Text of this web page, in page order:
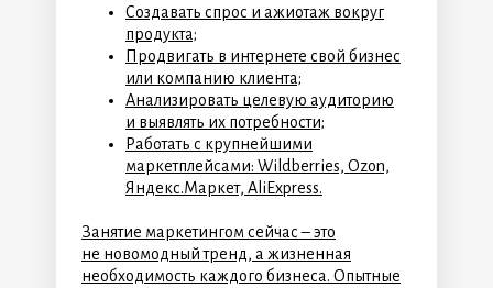
Создавать спрос и ажиотаж вокруг
продукта;
Продвигать в интернете свой бизнес
или компанию клиента;
Анализировать целевую аудиторию
и выявлять их потребности;
Работать с крупнейшими
маркетплейсами: Wildberries, Ozon,
Яндекс.Маркет, AliExpress.
Занятие маркетингом сейчас – это
не новомодный тренд, а жизненная
необходимость каждого бизнеса. Опытные